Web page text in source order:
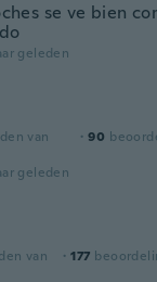
se ve bien
geleden
van
· 90
geleden
van
· 177